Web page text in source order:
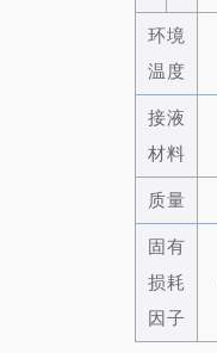
环境
温度
接液
材料
质量
固有
损耗
因子